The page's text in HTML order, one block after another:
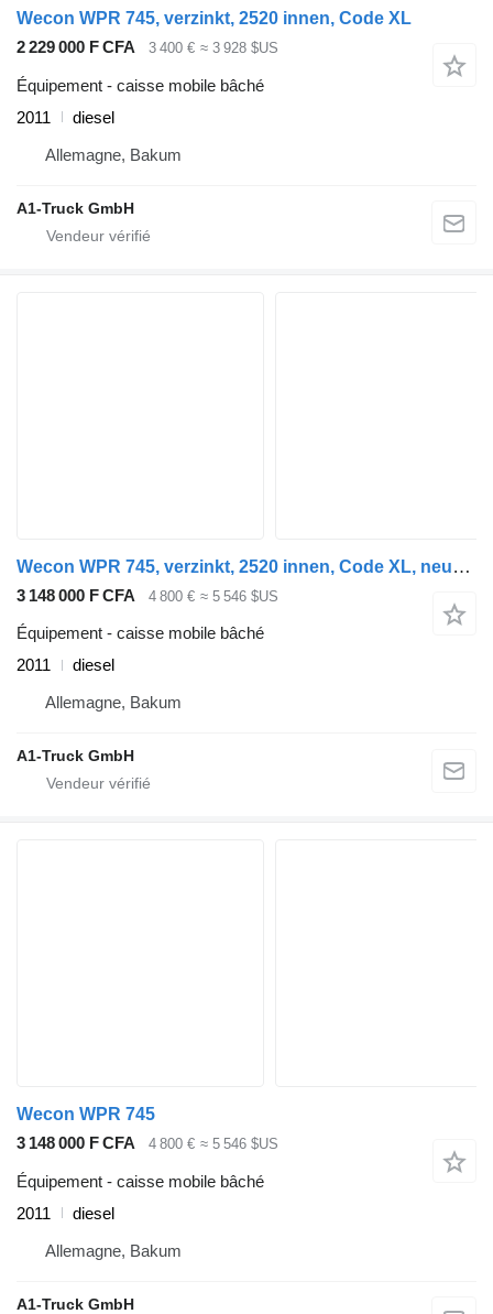
Wecon WPR 745, verzinkt, 2520 innen, Code XL
2 229 000 F CFA
3 400 € ≈ 3 928 $US
Équipement - caisse mobile bâché
2011
diesel
Allemagne, Bakum
A1-Truck GmbH
Wecon WPR 745, verzinkt, 2520 innen, Code XL, neue Plane
3 148 000 F CFA 4 800 € ≈ 5 546 $US
Équipement - caisse mobile bâché
2011
diesel
Allemagne, Bakum
A1-Truck GmbH
Wecon WPR 745
3 148 000 F CFA
4 800 € ≈ 5 546 $US
Équipement - caisse mobile bâché
2011
diesel
Allemagne, Bakum
A1-Truck GmbH